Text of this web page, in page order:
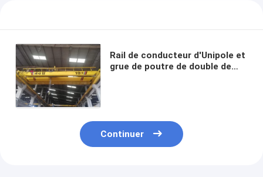
Rail de conducteur d'Unipole et
grue de poutre de double de
Continuer